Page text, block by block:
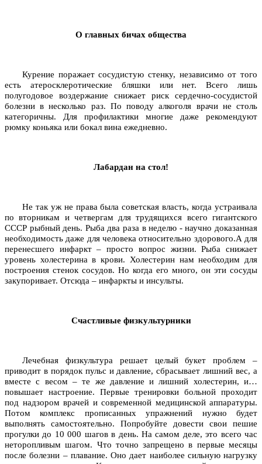
О главных бичах общества
Курение поражает сосудистую стенку, независимо от того
есть атеросклеротические бляшки или нет. Всего лишь
полугодовое воздержание снижает риск сердечно-сосудистой
болезни в несколько раз. По поводу алкоголя врачи не столь
категоричны. Для профилактики многие даже рекомендуют
рюмку коньяка или бокал вина ежедневно.
Лабардан на стол!
Не так уж не права была советская власть, когда устраивала
по вторникам и четвергам для трудящихся всего гигантского
СССР рыбный день. Рыба два раза в неделю - научно доказанная
необходимость даже для человека относительно здорового.А для
перенесшего инфаркт – просто вопрос жизни. Рыба снижает
уровень холестерина в крови. Холестерин нам необходим для
построения стенок сосудов. Но когда его много, он эти сосуды
закупоривает. Отсюда – инфаркты и инсульты.
Счастливые физкультурники
Лечебная физкультура решает целый букет проблем –
приводит в порядок пульс и давление, сбрасывает лишний вес, а
вместе с весом – те же давление и лишний холестерин, и…
повышает настроение. Первые тренировки больной проходит
под надзором врачей и современной медицинской аппаратуры.
Потом комплекс прописанных упражнений нужно будет
выполнять самостоятельно. Попробуйте довести свои пешие
прогулки до 10 000 шагов в день. На самом деле, это всего час
неторопливым шагом. Что точно запрещено в первые месяцы
после болезни – плавание. Оно дает наиболее сильную нагрузку